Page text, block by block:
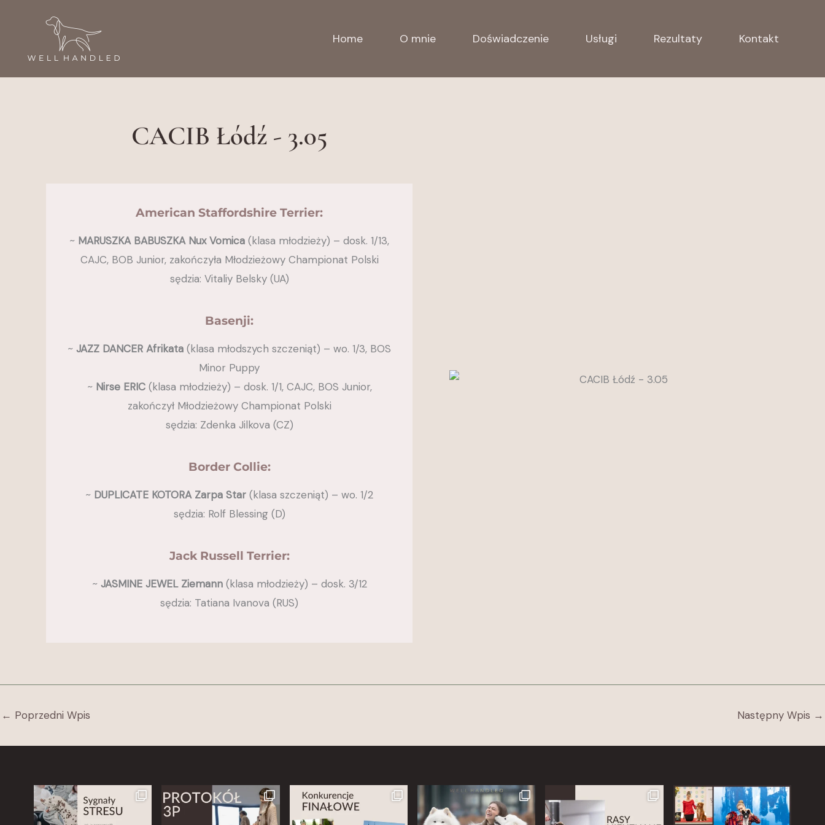
Home O mnie Doświadczenie Usługi Rezultaty Kontakt
CACIB Łódź - 3.05
American Staffordshire Terrier:
~ MARUSZKA BABUSZKA Nux Vomica (klasa młodzieży) – dosk. 1/13,
CAJC, BOB Junior, zakończyła Młodzieżowy Championat Polski
sędzia: Vitaliy Belsky (UA)
Basenji:
~JAZZ DANCER Afrikata (klasa młodszych szczeniąt) – wo. 1/3, BOS
Minor Puppy
~ Nirse ERIC(klasa młodzieży) – dosk. 1/1, CAJC, BOS Junior,
zakończył Młodzieżowy Championat Polski
sędzia: Zdenka Jilkova (CZ)
Border Collie:
~ DUPLICATE KOTORA Zarpa Star (klasa szczeniąt) – wo. 1/2
sędzia: Rolf Blessing (D)
Jack Russell Terrier:
~ JASMINE JEWEL Ziemann(klasa młodzieży) – dosk. 3/12
sędzia: Tatiana Ivanova (RUS)
← Poprzedni Wpis Następny Wpis →